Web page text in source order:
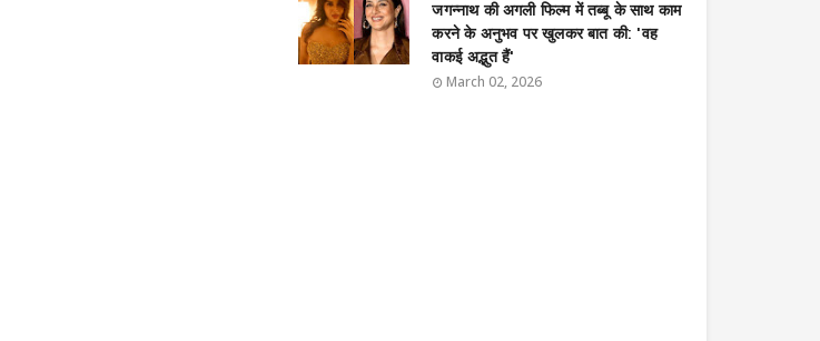
जगन्नाथ की अगली फिल्म में तब्बू के साथ काम
करने के अनुभव पर खुलकर बात की: 'वह
वाकई अद्भुत हैं'
March 02, 2026